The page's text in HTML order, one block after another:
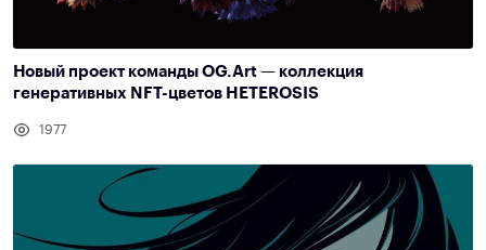
Новый проект команды OG.Art — коллекция
генеративных NFT-цветов HETEROSIS
1977